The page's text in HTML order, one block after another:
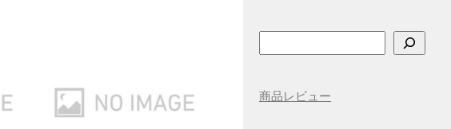
索
商品レビュー